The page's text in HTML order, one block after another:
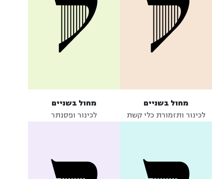
מחול בשניים
לכינור ותזמורת כלי קשת
מחול בשניים
לכינור ופסנתר